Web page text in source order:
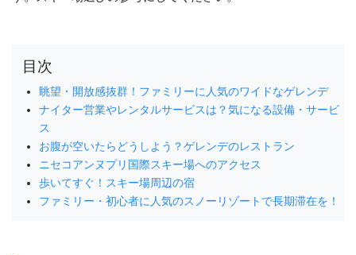
目次
眺望・開放感抜群！ファミリーに人気のワイドなゲレンデ
ナイター営業やレンタルサービスは？気になる設備・サービ
ス
お腹が空いたらどうしよう？ゲレンデのレストラン
ニセコアンヌプリ国際スキー場へのアクセス
歩いてすぐ！スキー場周辺の宿
ファミリー・初心者に人気のスノーリゾートで長期滞在を！